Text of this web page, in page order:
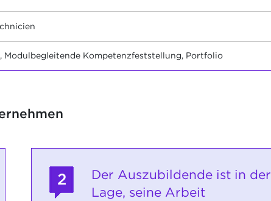
Modulbegleitende Kompetenzfeststellung, Portfolio
2
Der Auszubildende ist in der
Lage, seine Arbeit